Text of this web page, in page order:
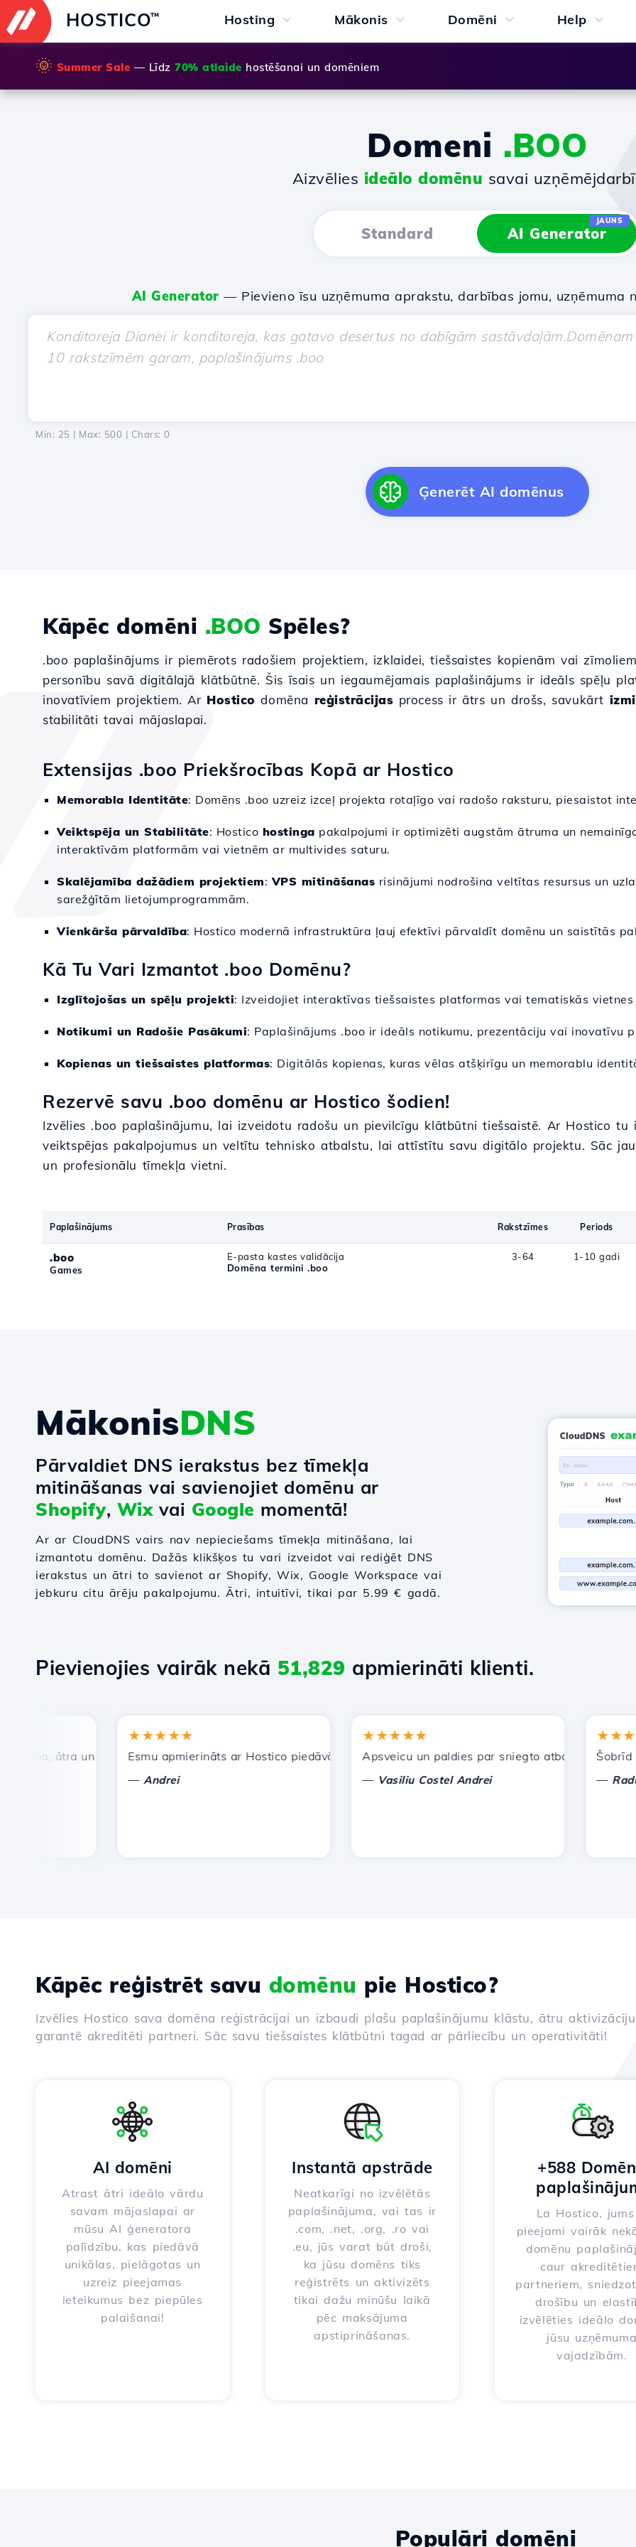
HOSTICO™ Hosting Mākonis Domēni Help
🌞 Summer Sale — Līdz 70% atlaide hostēšanai un domēniem
Domeni .BOO
Aizvēlies ideālo domēnu savai
Standard AI Generator
JAUNS
AI Generator — Pievieno īsu uzņēmuma aprakstu, darbības jomu, uzņēmuma
Min: 25 | Max: 500 | Chars: 0
Ģenerēt AI domēnus
Kāpēc domēni .BOO Spēles?
.boo paplašinājums ir piemērots radošiem projektiem, izklaidei, tiešsaistes kopienām vai
personību savā digitālajā klātbūtnē. Šis īsais un iegaumējamais paplašinājums ir ideāls spēļu
inovatīviem projektiem. Ar Hostico domēna reģistrācijas process ir ātrs un drošs, savukārt
stabilitāti tavai mājaslapai.
Extensijas .boo Priekšrocības Kopā ar Hostico
Memorabla Identitāte: Domēns .boo uzreiz izceļ projekta rotaļīgo vai radošo raksturu, piesaistot
Veiktspēja un Stabilitāte: Hostico hostinga pakalpojumi ir optimizēti augstām ātruma un
interaktīvām platformām vai vietnēm ar multivides saturu.
Skalējamība dažādiem projektiem:VPS mitināšanas risinājumi nodrošina veltītas resursus un
sarežģītām lietojumprogrammām.
Vienkārša pārvaldība: Hostico modernā infrastruktūra ļauj efektīvi pārvaldīt domēnu un saistītās
Kā Tu Vari Izmantot .boo Domēnu?
Izglītojošas un spēļu projekti: Izveidojiet interaktīvas tiešsaistes platformas vai tematiskās
Notikumi un Radošie Pasākumi: Paplašinājums .boo ir ideāls notikumu, prezentāciju vai inovatīvu
Kopienas un tiešsaistes platformas: Digitālās kopienas, kuras vēlas atšķirīgu un memorablu
Rezervē savu .boo domēnu ar Hostico šodien!
Izvēlies .boo paplašinājumu, lai izveidotu radošu un pievilcīgu klātbūtni tiešsaistē. Ar Hostico
veiktspējas pakalpojumus un veltītu tehnisko atbalstu, lai attīstītu savu digitālo projektu. Sāc
un profesionālu tīmekļa vietni.
Paplašinājums Prasības Rakstzīmes Periods
.boo
Games
E-pasta kastes validācija
Domēna termini .boo
3-64 1-10 gadi
MākonisDNS
Pārvaldiet DNS ierakstus bez tīmekļa
mitināšanas vai savienojiet domēnu ar
Shopify, Wixvai Google momentā!
Ar ar CloudDNS vairs nav nepieciešams tīmekļa mitināšana, lai
izmantotu domēnu. Dažās klikšķos tu vari izveidot vai rediģēt DNS
ierakstus un ātri to savienot ar Shopify, Wix, Google Workspace vai
jebkuru citu ārēju pakalpojumu. Ātri, intuitīvi, tikai par 5.99 € gadā.
Pievienojies vairāk nekā 51,829 apmierināti klienti.
ātra un efektīva tehniskā atbalsta dienests.
★★★★★
Esmu apmierināts ar Hostico piedāvātajiem pakalpojumiem. Esmu ieteicis jūs citiem paziņām.
Andrei
★★★★★
Apsveicu un paldies par sniegto atbalstu!
Vasiliu Costel Andrei
★★★★★
Šobrīd
Radu
Kāpēc reģistrēt savu domēnu pie Hostico?
Izvēlies Hostico sava domēna reģistrācijai un izbaudi plašu paplašinājumu klāstu, ātru
garantē akreditēti partneri. Sāc savu tiešsaistes klātbūtni tagad ar pārliecību un operativitāti!
AI domēni
Atrast ātri ideālo vārdu
savam mājaslapai ar
mūsu AI ģeneratora
palīdzību, kas piedāvā
unikālas, pielāgotas un
uzreiz pieejamas
ieteikumus bez piepūles
palaišanai!
Instantā apstrāde
Neatkarīgi no izvēlētās
paplašinājuma, vai tas ir
.com, .net, .org, .ro vai
.eu, jūs varat būt droši,
ka jūsu domēns tiks
reģistrēts un aktivizēts
tikai dažu minūšu laikā
pēc maksājuma
apstiprināšanas.
+588
La Hostico,
pieejami vairāk
domēnu
caur
partneriem,
drošību un
izvēlēties ideālo
jūsu
vajadzībām.
Populāri domēni